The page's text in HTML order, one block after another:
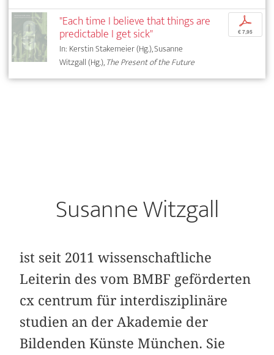
"Each time I believe that things are
predictable I get sick"
In: Kerstin Stakemeier (Hg.), Susanne
Witzgall (Hg.),The Present of the Future
p
€ 7,95
Susanne Witzgall
ist seit 2011 wissenschaftliche
Leiterin des vom BMBF geförderten
cx centrum für interdisziplinäre
studien an der Akademie der
Bildenden Künste München. Sie